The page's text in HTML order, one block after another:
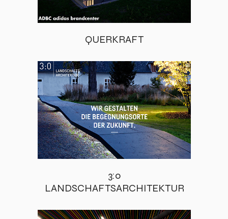
QUERKRAFT
3:0
LANDSCHAFTSARCHITEKTUR